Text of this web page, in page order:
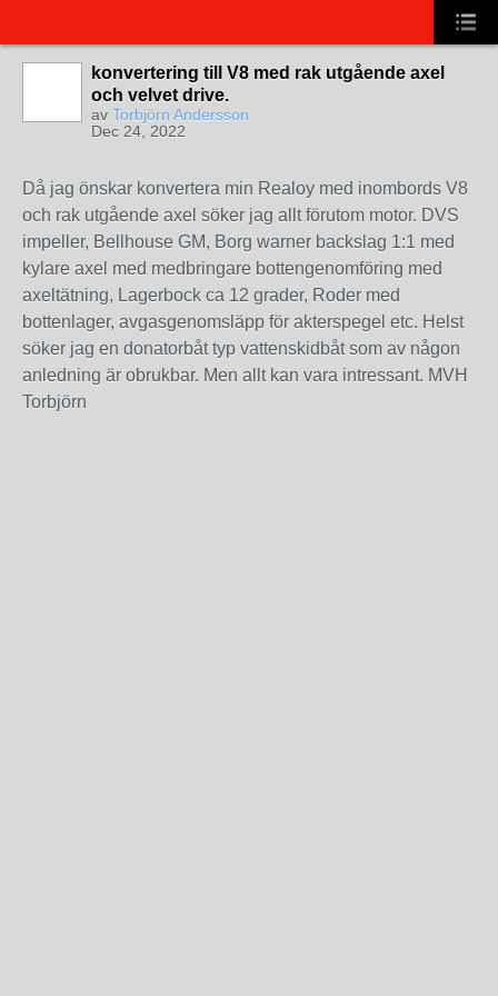
konvertering till V8 med rak utgående axel
och velvet drive.
av Torbjörn Andersson
Dec 24, 2022
Då jag önskar konvertera min Realoy med inombords V8
och rak utgående axel söker jag allt förutom motor. DVS
impeller, Bellhouse GM, Borg warner backslag 1:1 med
kylare axel med medbringare bottengenomföring med
axeltätning, Lagerbock ca 12 grader, Roder med
bottenlager, avgasgenomsläpp för akterspegel etc. Helst
söker jag en donatorbåt typ vattenskidbåt som av någon
anledning är obrukbar. Men allt kan vara intressant. MVH
Torbjörn